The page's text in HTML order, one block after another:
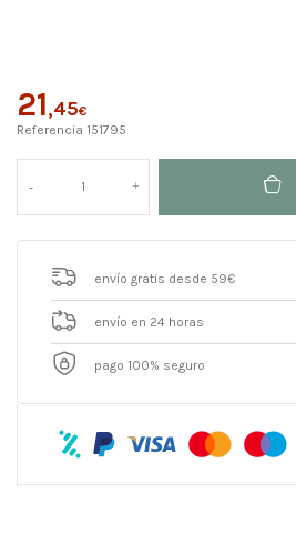
21,45€
Referencia 151795
envío gratis desde 59€
envío en 24 horas
pago 100% seguro